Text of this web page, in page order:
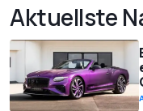
Aktuellste